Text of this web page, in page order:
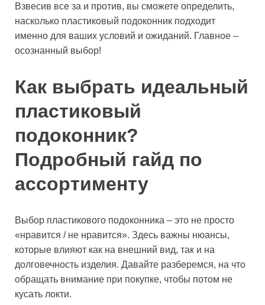
Взвесив все за и против, вы сможете определить,
насколько пластиковый подоконник подходит
именно для ваших условий и ожиданий. Главное –
осознанный выбор!
Как выбрать идеальный
пластиковый
подоконник?
Подробный гайд по
ассортименту
Выбор пластикового подоконника – это не просто
«нравится / не нравится». Здесь важны нюансы,
которые влияют как на внешний вид, так и на
долговечность изделия. Давайте разберемся, на что
обращать внимание при покупке, чтобы потом не
кусать локти.